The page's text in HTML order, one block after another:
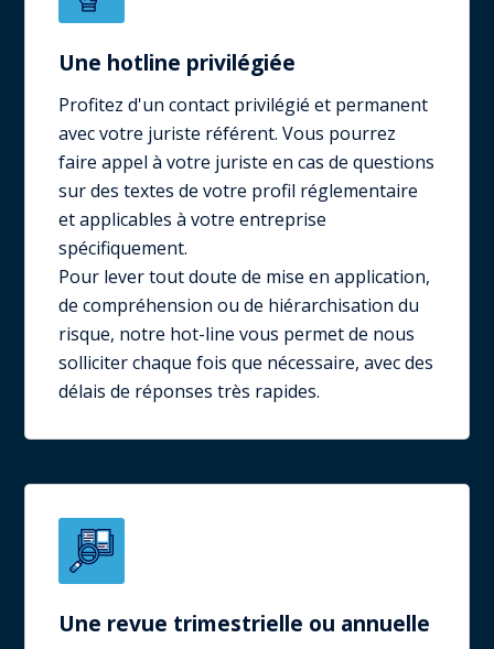
Une hotline privilégiée
Profitez d'un contact privilégié et permanent
avec votre juriste référent. Vous pourrez
faire appel à votre juriste en cas de questions
sur des textes de votre profil réglementaire
et applicables à votre entreprise
spécifiquement.
Pour lever tout doute de mise en application,
de compréhension ou de hiérarchisation du
risque, notre hot-line vous permet de nous
solliciter chaque fois que nécessaire, avec des
délais de réponses très rapides.
Une revue trimestrielle ou annuelle